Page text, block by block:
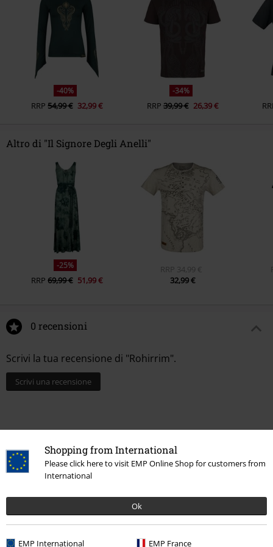
Shopping from International
Please click here to visit EMP Online Shop for customers from
International
Ok
EMP International EMP France
-40%
RRP 54,99 € 32,99 €
-34%
RRP 39,99 € 26,39 €
Altro di "Il Signore Degli Anelli"
-25%
RRP 69,99 € 51,99 €
RRP 34,99 €
32,99 €
0 recensioni
Scrivi la tua recensione di "Rohirrim".
Scrivi una recensione